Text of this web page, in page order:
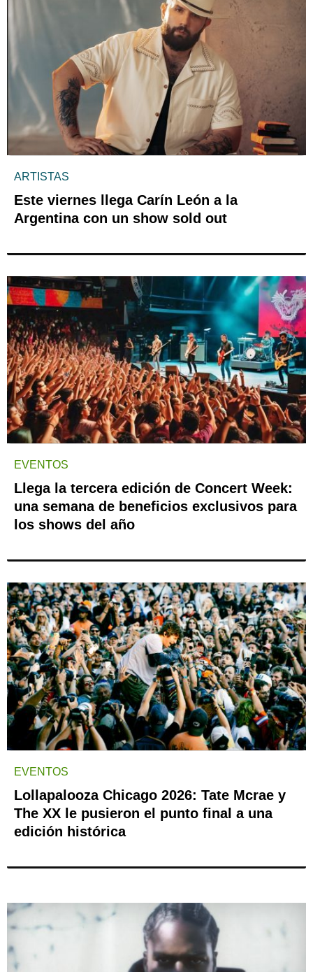
ARTISTAS
Este viernes llega Carín León a la
Argentina con un show sold out
EVENTOS
Llega la tercera edición de Concert Week:
una semana de beneficios exclusivos para
los shows del año
EVENTOS
Lollapalooza Chicago 2026: Tate Mcrae y
The XX le pusieron el punto final a una
edición histórica